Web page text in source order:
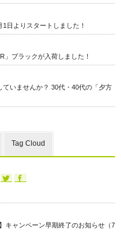
日よりスタートしました！
」ブラックが入荷しました！
ていませんか？ 30代・40代の「夕方
Tag Cloud
キャンペーン早期終了のお知らせ（7